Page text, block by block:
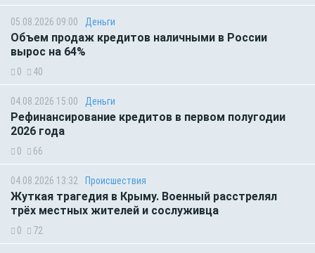
05.08.2026 09:00 Деньги
Объем продаж кредитов наличными в России
вырос на 64%
0 40
04.08.2026 15:00 Деньги
Рефинансирование кредитов в первом полугодии
2026 года
0 66
04.08.2026 13:32 Происшествия
Жуткая трагедия в Крыму. Военный расстрелял
трёх местных жителей и сослуживца
0 72